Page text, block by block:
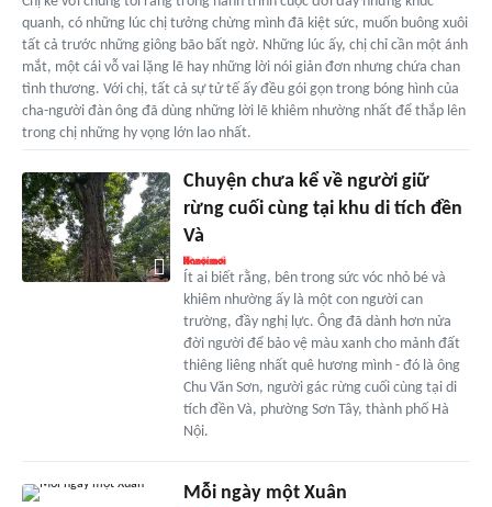
quanh, có những lúc chị tưởng chừng mình đã kiệt sức, muốn buông xuôi
tất cả trước những giông bão bất ngờ. Những lúc ấy, chị chỉ cần một ánh
mắt, một cái vỗ vai lặng lẽ hay những lời nói giản đơn nhưng chứa chan
tình thương. Với chị, tất cả sự tử tế ấy đều gói gọn trong bóng hình của
cha-người đàn ông đã dùng những lời lẽ khiêm nhường nhất để thắp lên
trong chị những hy vọng lớn lao nhất.
Chuyện chưa kể về người giữ
rừng cuối cùng tại khu di tích đền
Và
Ít ai biết rằng, bên trong sức vóc nhỏ bé và
khiêm nhường ấy là một con người can
trường, đầy nghị lực. Ông đã dành hơn nửa
đời người để bảo vệ màu xanh cho mảnh đất
thiêng liêng nhất quê hương mình - đó là ông
Chu Văn Sơn, người gác rừng cuối cùng tại di
tích đền Và, phường Sơn Tây, thành phố Hà
Nội.
Mỗi ngày một Xuân